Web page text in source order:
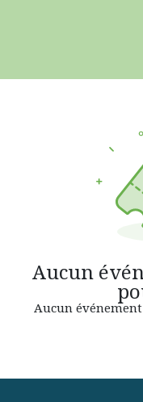
Aucun
Aucun